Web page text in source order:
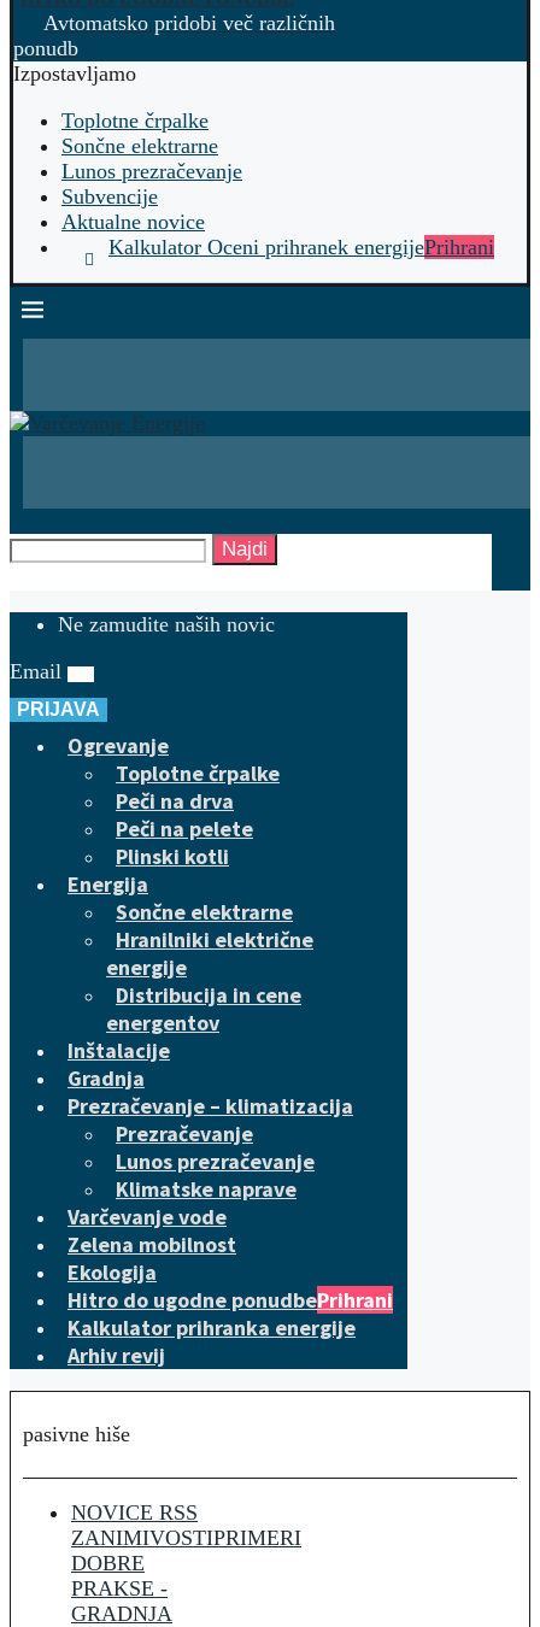
Avtomatsko pridobi več različnih
ponudb
Izpostavljamo
Toplotne črpalke
Sončne elektrarne
Lunos prezračevanje
Subvencije
Aktualne novice
Kalkulator Oceni prihranek energijePrihrani
Najdi
Ne zamudite naših novic
Email
PRIJAVA
Ogrevanje
Toplotne črpalke
Peči na drva
Peči na pelete
Plinski kotli
Energija
Sončne elektrarne
Hranilniki električne
energije
Distribucija in cene
energentov
Inštalacije
Gradnja
Prezračevanje – klimatizacija
Prezračevanje
Lunos prezračevanje
Klimatske naprave
Varčevanje vode
Zelena mobilnost
Ekologija
Hitro do ugodne ponudbePrihrani
Kalkulator prihranka energije
Arhiv revij
pasivne hiše
NOVICE RSS
ZANIMIVOSTIPRIMERI
DOBRE
PRAKSE -
GRADNJA